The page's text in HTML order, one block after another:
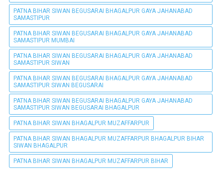
PATNA BIHAR SIWAN BEGUSARAI BHAGALPUR GAYA JAHANABAD
SAMASTIPUR
PATNA BIHAR SIWAN BEGUSARAI BHAGALPUR GAYA JAHANABAD
SAMASTIPUR MUMBAI
PATNA BIHAR SIWAN BEGUSARAI BHAGALPUR GAYA JAHANABAD
SAMASTIPUR SIWAN
PATNA BIHAR SIWAN BEGUSARAI BHAGALPUR GAYA JAHANABAD
SAMASTIPUR SIWAN BEGUSARAI
PATNA BIHAR SIWAN BEGUSARAI BHAGALPUR GAYA JAHANABAD
SAMASTIPUR SIWAN BEGUSARAI BHAGALPUR
PATNA BIHAR SIWAN BHAGALPUR MUZAFFARPUR
PATNA BIHAR SIWAN BHAGALPUR MUZAFFARPUR BHAGALPUR BIHAR
SIWAN BHAGALPUR
PATNA BIHAR SIWAN BHAGALPUR MUZAFFARPUR BIHAR